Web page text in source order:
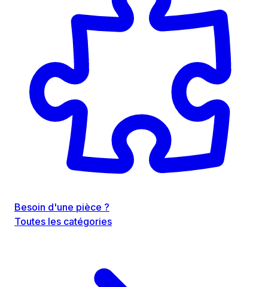
Besoin d'une pièce ?
Toutes les catégories